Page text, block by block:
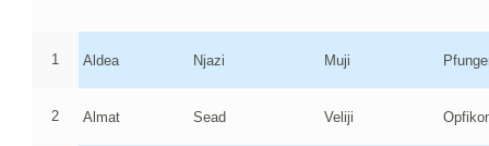
1 Aldea Njazi Muji
2 Almat Sead Veliji